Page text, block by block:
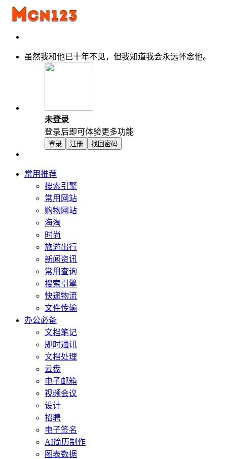
虽然我和他已十年不见，但我知道我会永远怀念他。
未登录
登录后即可体验更多功能
登录 注册 找回密码
常用推荐
搜索引擎
常用网站
购物网站
海淘
时尚
旅游出行
新闻资讯
常用查询
搜索引擎
快递物流
文件传输
办公必备
文档笔记
即时通讯
文档处理
云盘
电子邮箱
视频会议
设计
招聘
电子签名
AI简历制作
图表数据